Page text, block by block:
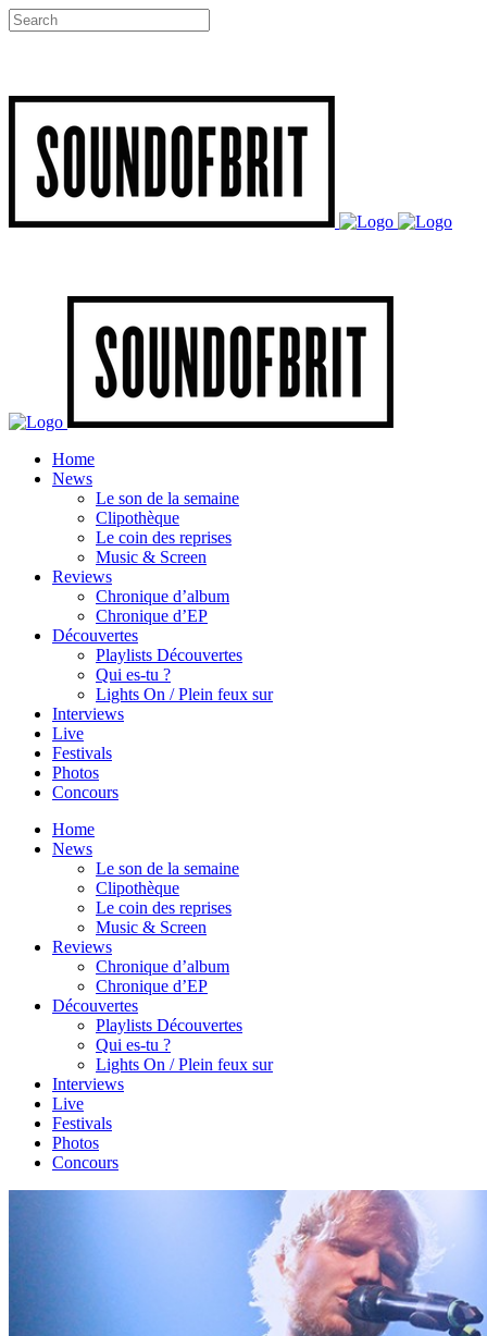
Home
News
Le son de la semaine
Clipothèque
Le coin des reprises
Music & Screen
Reviews
Chronique d’album
Chronique d’EP
Découvertes
Playlists Découvertes
Qui es-tu ?
Lights On / Plein feux sur
Interviews
Live
Festivals
Photos
Concours
Home
News
Le son de la semaine
Clipothèque
Le coin des reprises
Music & Screen
Reviews
Chronique d’album
Chronique d’EP
Découvertes
Playlists Découvertes
Qui es-tu ?
Lights On / Plein feux sur
Interviews
Live
Festivals
Photos
Concours